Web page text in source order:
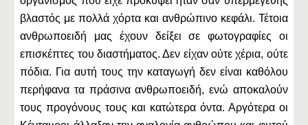
βλαστός με πολλά χόρτα και ανθρώπινο κεφάλι. Τέτοια
ανθρωποειδή μας έχουν δείξει σε φωτογραφίες οι
επισκέπτες του διαστήματος. Δεν είχαν ούτε χέρια, ούτε
πόδια. Για αυτή τους την καταγωγή δεν είναι καθόλου
περήφανα τα πράσινα ανθρωποειδή, ενώ αποκαλούν
τους προγόνους τους και κατώτερα όντα. Αργότερα οι